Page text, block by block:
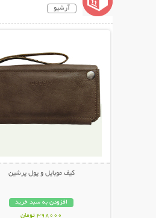
آرشیو
کیف موبایل و پول پرشین
افزودن به سبد خرید
398000 تومان